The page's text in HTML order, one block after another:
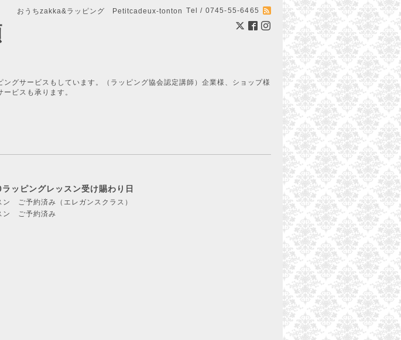
おうちzakka&ラッピング Petitcadeux-tonton Tel / 0745-55-6465
グサービスもしています。（ラッピング協会認定講師）企業様、ショップ様
ビスも承ります。
ッピングレッスン受け賜わり日
ご予約済み（エレガンスクラス）
ン ご予約済み